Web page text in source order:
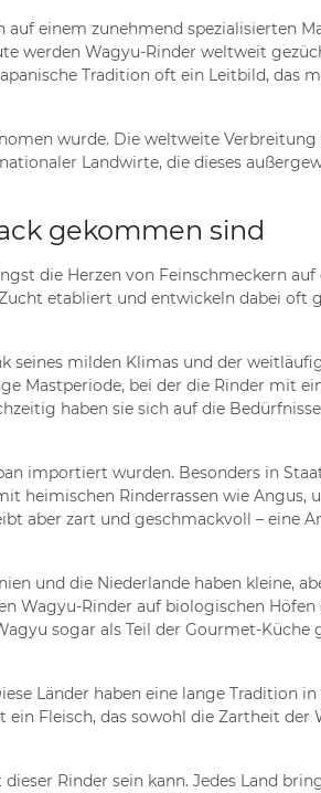
einem zunehmend spezialisierten
werden Wagyu-Rinder weltweit
Tradition oft ein Leitbild, das
wurde. Die weltweite
Landwirte, die dieses
gekommen sind
die Herzen von Feinschmeckern
etabliert und entwickeln dabei oft
milden Klimas und der
Mastperiode, bei der die Rinder mit
haben sie sich auf die
importiert wurden. Besonders in
Rinderrassen wie Angus,
aber zart und geschmackvoll – eine
und die Niederlande haben kleine,
Wagyu-Rinder auf biologischen
sogar als Teil der Gourmet-
Länder haben eine lange Tradition
Fleisch, das sowohl die Zartheit der
Rinder sein kann. Jedes Land